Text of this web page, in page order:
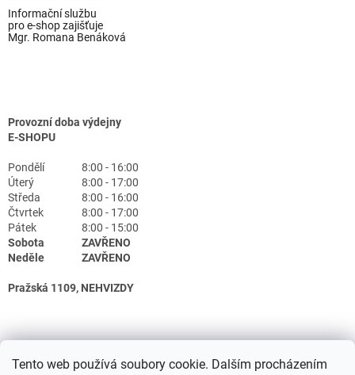
Tento web používá soubory cookie. Dalším procházením
Informační službu
pro e-shop zajišťuje
Mgr. Romana Benáková
Provozní doba výdejny
E-SHOPU
Pondělí
8:00 - 16:00
Úterý
8:00 - 17:00
Středa
8:00 - 16:00
Čtvrtek
8:00 - 17:00
Pátek
8:00 - 15:00
Sobota
ZAVŘENO
Neděle
ZAVŘENO
Pražská 1109, NEHVIZDY